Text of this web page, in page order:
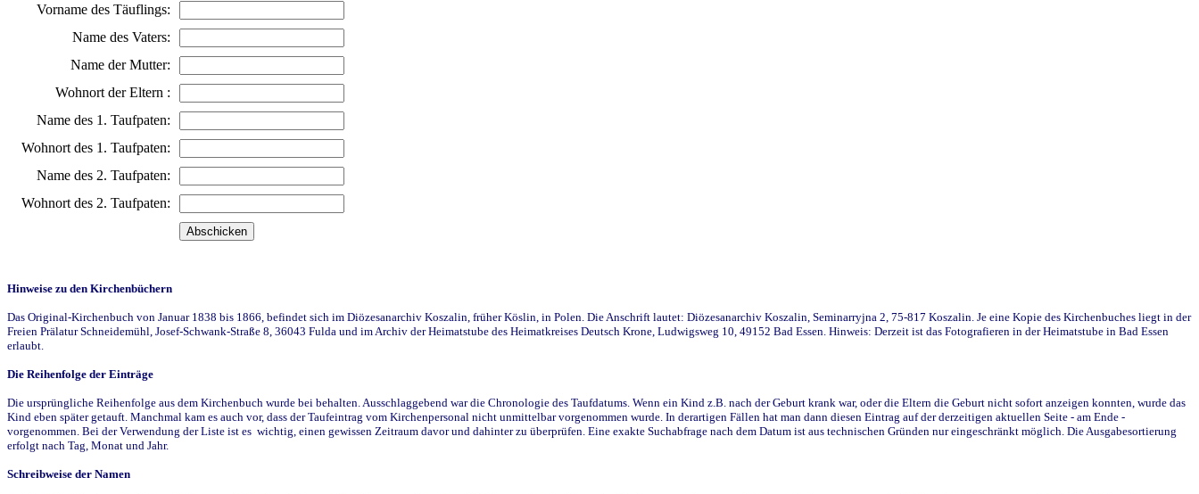
Vorname des Täuflings:
Name des Vaters:
Name der Mutter:
Wohnort der Eltern :
Name des 1. Taufpaten:
Wohnort des 1. Taufpaten:
Name des 2. Taufpaten:
Wohnort des 2. Taufpaten:
Hinweise zu den Kirchenbüchern
Das Original-Kirchenbuch von Januar 1838 bis 1866, befindet sich im Diözesanarchiv Koszalin, früher Köslin, in Polen. Die Anschrift lautet: Diözesanarchiv Koszalin, Seminarryjna 2, 75-817 Koszalin. Je eine Kopie des Kirchenbuches liegt in der
Freien Prälatur Schneidemühl, Josef-Schwank-Straße 8, 36043 Fulda und im Archiv der Heimatstube des Heimatkreises Deutsch Krone, Ludwigsweg 10, 49152 Bad Essen. Hinweis: Derzeit ist das Fotografieren in der Heimatstube in Bad Essen
erlaubt.
Die Reihenfolge der Einträge
Die ursprüngliche Reihenfolge aus dem Kirchenbuch wurde bei behalten. Ausschlaggebend war die Chronologie des Taufdatums. Wenn ein Kind z.B. nach der Geburt krank war, oder die Eltern die Geburt nicht sofort anzeigen konnten, wurde das
Kind eben später getauft. Manchmal kam es auch vor, dass der Taufeintrag vom Kirchenpersonal nicht unmittelbar vorgenommen wurde. In derartigen Fällen hat man dann diesen Eintrag auf der derzeitigen aktuellen Seite - am Ende -
vorgenommen. Bei der Verwendung der Liste ist es wichtig, einen gewissen Zeitraum davor und dahinter zu überprüfen. Eine exakte Suchabfrage nach dem Datum ist aus technischen Gründen nur eingeschränkt möglich. Die Ausgabesortierung
erfolgt nach Tag, Monat und Jahr.
Schreibweise der Namen